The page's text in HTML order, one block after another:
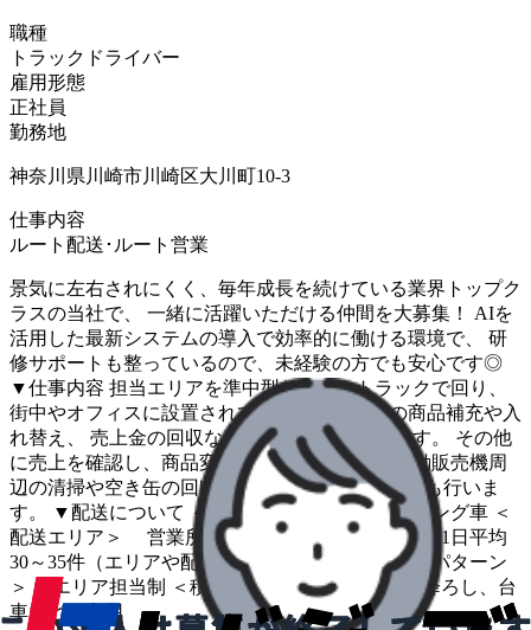
職種
トラックドライバー
雇用形態
正社員
勤務地
神奈川県川崎市川崎区大川町10-3
仕事内容
ルート配送･ルート営業
景気に左右されにくく、毎年成長を続けている業界トップク
ラスの当社で、 一緒に活躍いただける仲間を大募集！ AIを
活用した最新システムの導入で効率的に働ける環境で、 研
修サポートも整っているので、未経験の方でも安心です◎
▼仕事内容 担当エリアを準中型サイズのトラックで回り、
街中やオフィスに設置されている自動販売機の商品補充や入
れ替え、 売上金の回収などの業務をお任せします。 その他
に売上を確認し、商品変更等の販促提案や、 自動販売機周
辺の清掃や空き缶の回収、機械内のPOP設置なども行いま
す。 ▼配送について ＜運行する車両＞ 3トンロング車 ＜
配送エリア＞ 営業所近隣の地域 ＜配送件数＞ 1日平均
30～35件（エリアや配送先で異なります） ＜配送パターン
＞ エリア担当制 ＜積み込み方法＞ 手積み手降ろし、台
車などを利用